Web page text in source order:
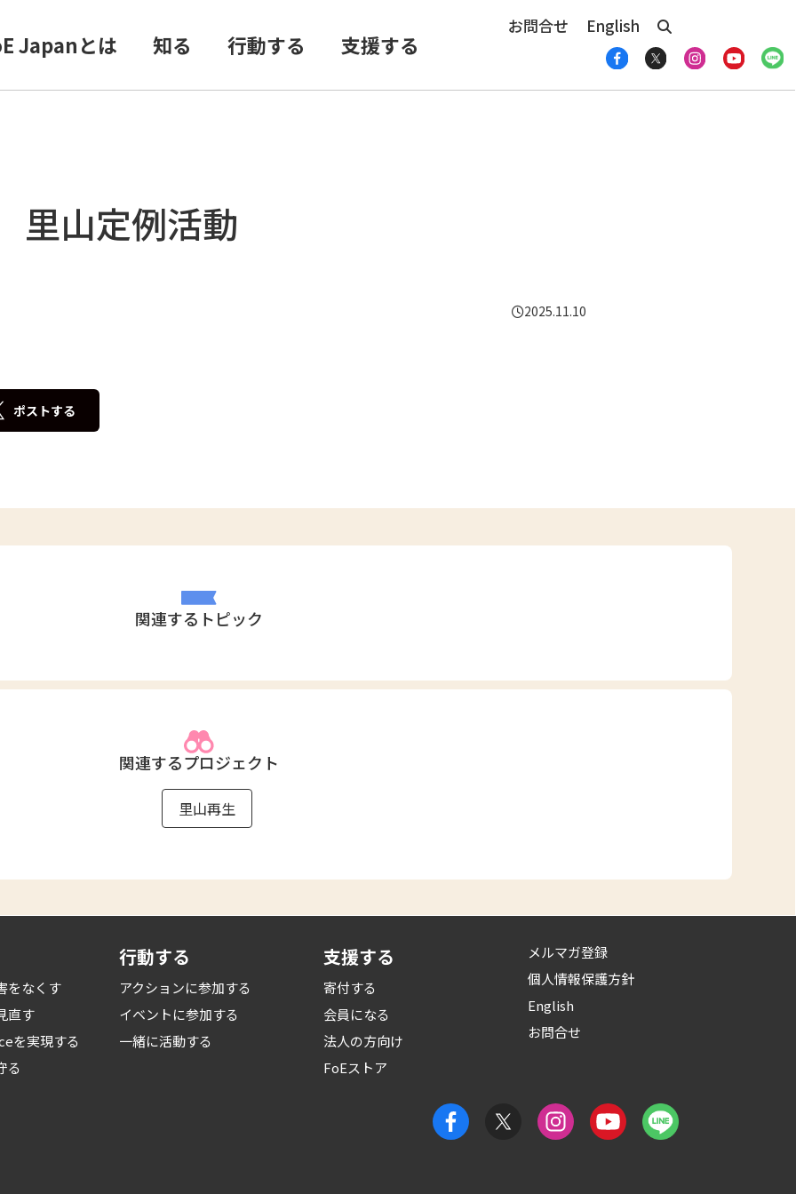
Japanとは 知る 行動する 支援する
お問合せ English
山定例活動
2025.11.10
ポストする
関連するトピック
関連するプロジェクト
里山再生
をなくす
直す
を実現する
る
行動する
アクションに参加する
イベントに参加する
一緒に活動する
支援する
寄付する
会員になる
法人の方向け
FoEストア
メルマガ登録
個人情報保護方針
English
お問合せ